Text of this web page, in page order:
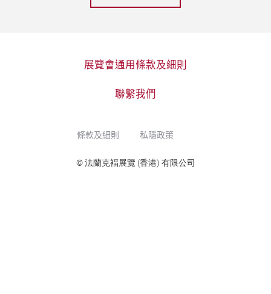
展覽會通用條款及細則
聯繫我們
條款及細則 私隱政策
© 法蘭克褔展覽 (香港) 有限公司